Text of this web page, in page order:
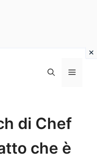
Menu
di Chef
che è